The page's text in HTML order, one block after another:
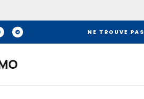
NE TROUVE PAS